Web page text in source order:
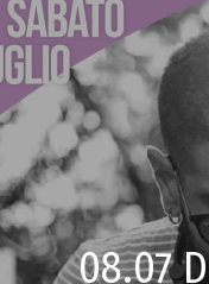
08.07